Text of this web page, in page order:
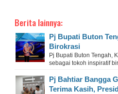
Berita lainnya:
Pj Bupati Buton
Birokrasi
Pj Bupati Buton Tengah,
sebagai tokoh inspiratif
Pj Bahtiar Bangga
Terima Kasih,